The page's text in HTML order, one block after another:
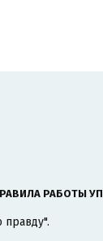
РАБОТЫ УП
правду".